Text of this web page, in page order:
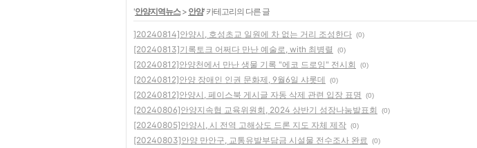
'안양지역뉴스> 안양' 카테고리의 다른 글
]20240814]안양시, 호성초교 일원에 차 없는 거리 조성한다 (0)
[20240813]기록토크 어쩌다 만난 예술로, with 최병렬 (0)
[20240812]안양천에서 만난 생물 기록 "에코 드로잉" 전시회 (0)
[20240812]안양 장애인 인권 문화제, 9월6일 샤롯데 (0)
[20240812]안양시, 페이스북 게시글 자동 삭제 관련 입장 표명 (0)
[20240806]안양지속협 교육위원회, 2024 상반기 성장나눔발표회 (0)
[20240805]안양시, 시 전역 고해상도 드론 지도 자체 제작 (0)
[20240803]안양 만안구, 교통유발부담금 시설물 전수조사 완료 (0)